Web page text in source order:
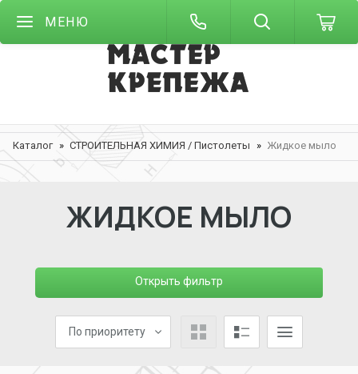
МЕНЮ
Каталог СТРОИТЕЛЬНАЯ ХИМИЯ / Пистолеты Жидкое мыло
ЖИДКОЕ МЫЛО
Открыть фильтр
По приоритету